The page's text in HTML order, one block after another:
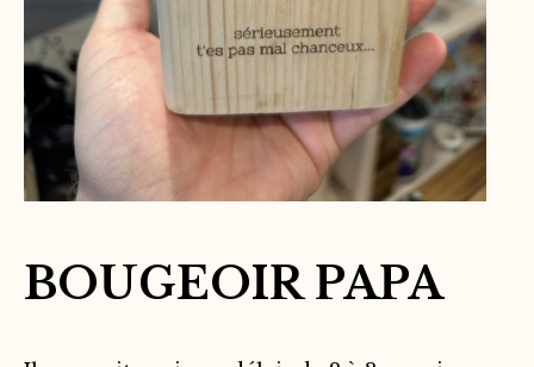
BOUGEOIR PAPA